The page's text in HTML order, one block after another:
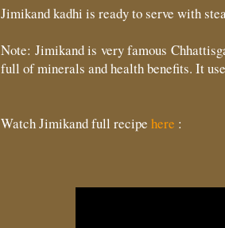
Jimikand kadhi is ready to serve with
Note: Jimikand is very famous
full of minerals and health benefits. It
Watch Jimikand full recipe here :